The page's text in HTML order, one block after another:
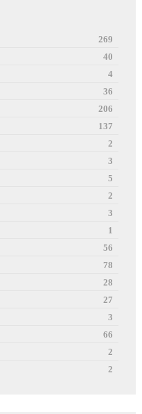
269
40
4
36
206
137
2
3
5
2
3
1
56
78
28
27
3
66
2
2